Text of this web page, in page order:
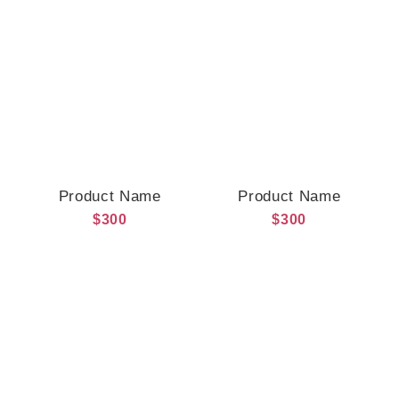
Product Name
$300
Product Name
$300